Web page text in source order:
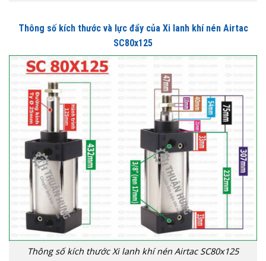
Thông số kích thước và lực đẩy của Xi lanh khí nén Airtac
SC80x125
Thông số kích thước Xi lanh khí nén Airtac SC80x125